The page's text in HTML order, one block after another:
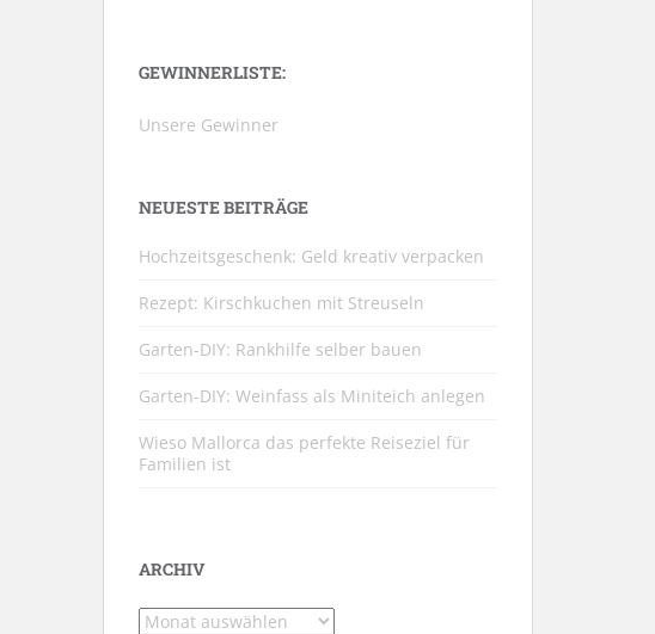
GEWINNERLISTE:
Unsere Gewinner
NEUESTE BEITRÄGE
Hochzeitsgeschenk: Geld kreativ verpacken
Rezept: Kirschkuchen mit Streuseln
Garten-DIY: Rankhilfe selber bauen
Garten-DIY: Weinfass als Miniteich anlegen
Wieso Mallorca das perfekte Reiseziel für
Familien ist
ARCHIV
Archiv